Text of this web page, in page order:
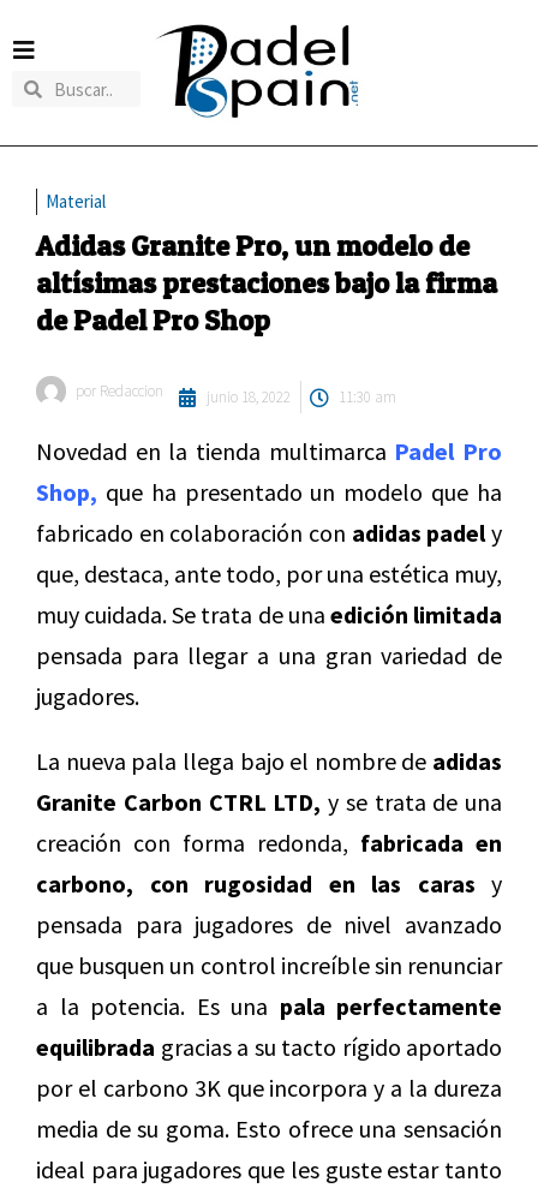
Material
Adidas Granite Pro, un modelo de
altísimas prestaciones bajo la firma
de Padel Pro Shop
por Redaccion junio 18, 2022 11:30 am
Novedad en la tienda multimarca Padel Pro
Shop, que ha presentado un modelo que ha
fabricado en colaboración con adidas padely
que, destaca, ante todo, por una estética muy,
muy cuidada. Se trata de una edición limitada
pensada para llegar a una gran variedad de
jugadores.
La nueva pala llega bajo el nombre de adidas
Granite Carbon CTRL LTD, y se trata de una
creación con forma redonda, fabricada en
carbono,
con rugosidad en las caras y
pensada para jugadores de nivel avanzado
que busquen un control increíble sin renunciar
a la potencia. Es una pala perfectamente
equilibrada gracias a su tacto rígido aportado
por el carbono 3K que incorpora y a la dureza
media de su goma. Esto ofrece una sensación
ideal para jugadores que les guste estar tanto